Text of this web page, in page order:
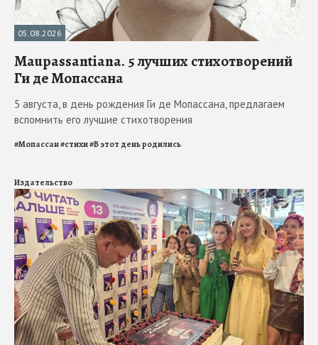
05.08.2026
Maupassantiana. 5 лучших стихотворений
Ги де Мопассана
5 августа, в день рождения Ги де Мопассана, предлагаем
вспомнить его лучшие стихотворения
#Мопассан#стихи#В этот день родились
Издательство